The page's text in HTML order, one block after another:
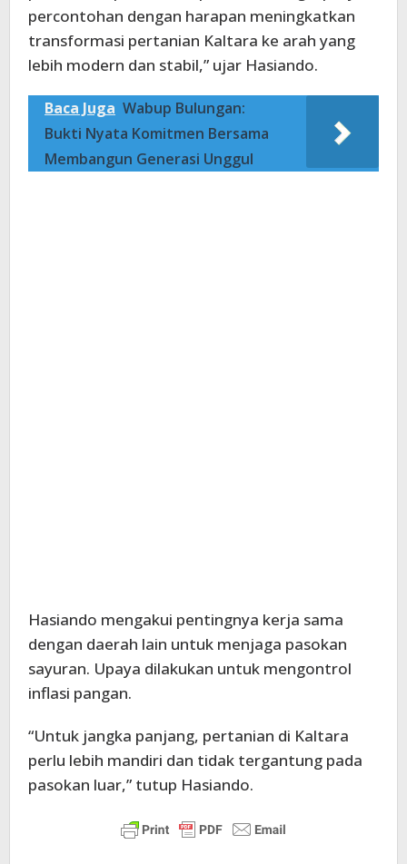
percontohan dengan harapan meningkatkan
transformasi pertanian Kaltara ke arah yang
lebih modern dan stabil,” ujar Hasiando.
Baca Juga Wabup Bulungan:
Bukti Nyata Komitmen Bersama
Membangun Generasi Unggul
Hasiando mengakui pentingnya kerja sama
dengan daerah lain untuk menjaga pasokan
sayuran. Upaya dilakukan untuk mengontrol
inflasi pangan.
“Untuk jangka panjang, pertanian di Kaltara
perlu lebih mandiri dan tidak tergantung pada
pasokan luar,” tutup Hasiando.